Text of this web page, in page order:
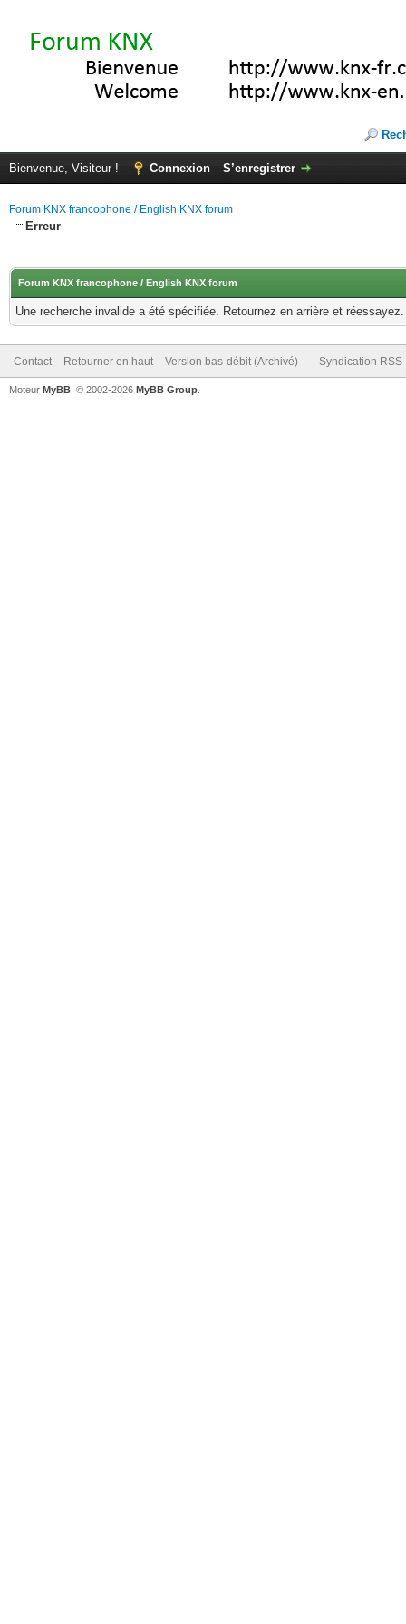
Bienvenue, Visiteur ! Connexion S’enregistrer
Forum KNX francophone / English KNX forum
Erreur
Forum KNX francophone / English KNX forum
Une recherche invalide a été spécifiée. Retournez en arrière et réessayez.
Contact Retourner en haut Version bas-débit (Archivé) Syndication RSS
Moteur MyBB , © 2002-2026 MyBB Group